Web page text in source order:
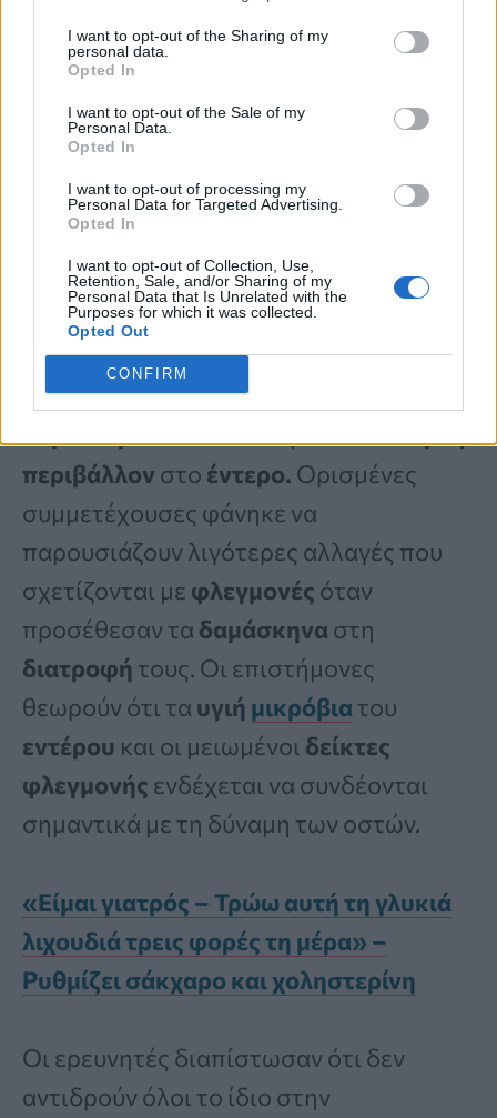
I want to opt-out of the Sharing of my
personal data.
Opted In
I want to opt-out of the Sale of my
Personal Data.
Opted In
I want to opt-out of processing my
Personal Data for Targeted Advertising.
Opted In
I want to opt-out of Collection, Use,
Retention, Sale, and/or Sharing of my
Personal Data that Is Unrelated with the
Purposes for which it was collected.
Opted Out
CONFIRM
Μια μελέτη έδειξε ότι η
τακτική κατανάλωσηδαμάσκηνων
διατήρησε σταθερούς
δείκτεςπου σχετίζονται με την
υγεία
οστών
μέρος της έρευνας ανέδειξε πως τα
δαμάσκηνα υποστηρίζουν επίσης τη
χοληστερίνηκαι τηναντιοξειδωτική
ικανότητα του οργανισμού.
Περαιτέρω δεδομένα έδειξαν ότι τα
περιβάλλον στο έντερο. Ορισμένες
συμμετέχουσες φάνηκε να
παρουσιάζουν λιγότερες αλλαγές που
σχετίζονται με φλεγμονές όταν
προσέθεσαν τα δαμάσκηνα στη
διατροφή τους. Οι επιστήμονες
θεωρούν ότι τα υγιή μικρόβια του
εντέρου και οι μειωμένοι δείκτες
φλεγμονής ενδέχεται να συνδέονται
σημαντικά με τη δύναμη των οστών.
«Είμαι γιατρός – Τρώω αυτή τη γλυκιά
λιχουδιά τρεις φορές τη μέρα» –
Ρυθμίζει σάκχαρο και χοληστερίνη
Οι ερευνητές διαπίστωσαν ότι δεν
αντιδρούν όλοι το ίδιο στην